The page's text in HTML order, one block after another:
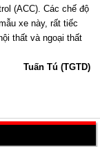
(ACC). Các chế độ
xe này, rất tiếc
thất và ngoại thất
Tuấn Tú (TGTD)